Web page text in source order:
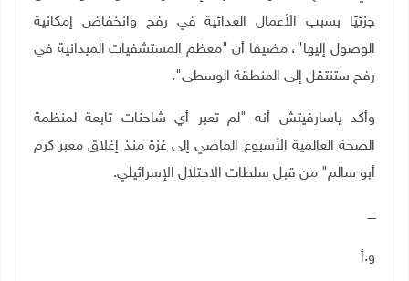
جزئيًا بسبب الأعمال العدائية في رفح وانخفاض إمكانية
الوصول إليها"، مضيفا أن "معظم المستشفيات الميدانية في
رفح ستنتقل إلى المنطقة الوسطى".
وأكد ياسارفيتش أنه "لم تعبر أي شاحنات تابعة لمنظمة
الصحة العالمية الأسبوع الماضي إلى غزة منذ إغلاق معبر كرم
أبو سالم" من قبل سلطات الاحتلال الإسرائيلي.
ــــ
و.أ